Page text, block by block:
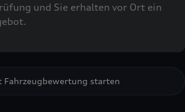
und Sie erhalten vor Ort ein
Fahrzeugbewertung starten